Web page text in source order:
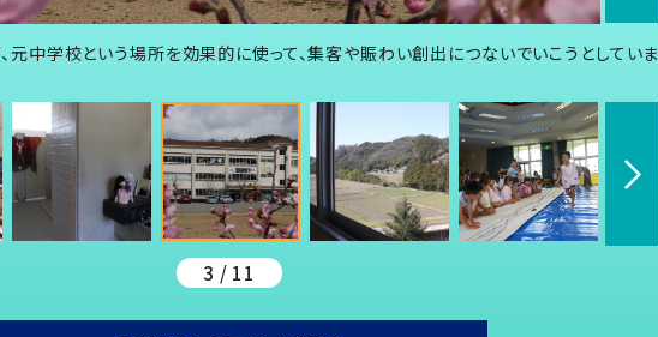
元中学校という場所を効果的に使って、集客や賑わい創出につないでいこうとしていま
3 / 11